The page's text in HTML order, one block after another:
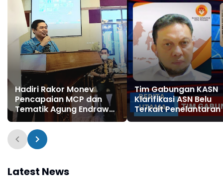
Hadiri Rakor Monev
Pencapaian MCP dan
Tematik Agung Endrawan
: Kabupaten Jepara
Harus Inovatif
Tim Gabungan KASN
Klarifikasi ASN Belu
Terkait Penelantaran
Latest News